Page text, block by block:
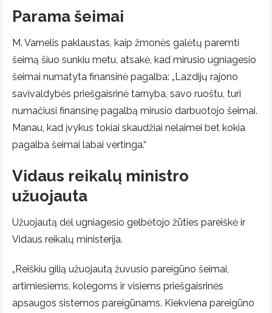
Parama šeimai
M. Varnelis paklaustas, kaip žmonės galėtų paremti
šeimą šiuo sunkiu metu, atsakė, kad mirusio ugniagesio
šeimai numatyta finansinė pagalba: „Lazdijų rajono
savivaldybės priešgaisrinė tarnyba, savo ruoštu, turi
numačiusi finansinę pagalbą mirusio darbuotojo šeimai.
Manau, kad įvykus tokiai skaudžiai nelaimei bet kokia
pagalba šeimai labai vertinga.“
Vidaus reikalų ministro
užuojauta
Užuojautą dėl ugniagesio gelbėtojo žūties pareiškė ir
Vidaus reikalų ministerija.
„Reiškiu gilią užuojautą žuvusio pareigūno šeimai,
artimiesiems, kolegoms ir visiems priešgaisrinės
apsaugos sistemos pareigūnams. Kiekviena pareigūno